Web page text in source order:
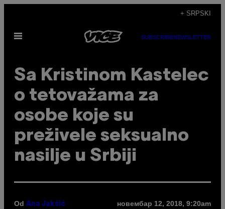
садржај
+ SRPSKI
Otvori
SUBSCRIBENEWSLETTER
Sa Kristinom Kastelec
o tetovažama za
osobe koje su
preživele seksualno
nasilje u Srbiji
Od Ana Jakšić новембар 12, 2018, 9:20am